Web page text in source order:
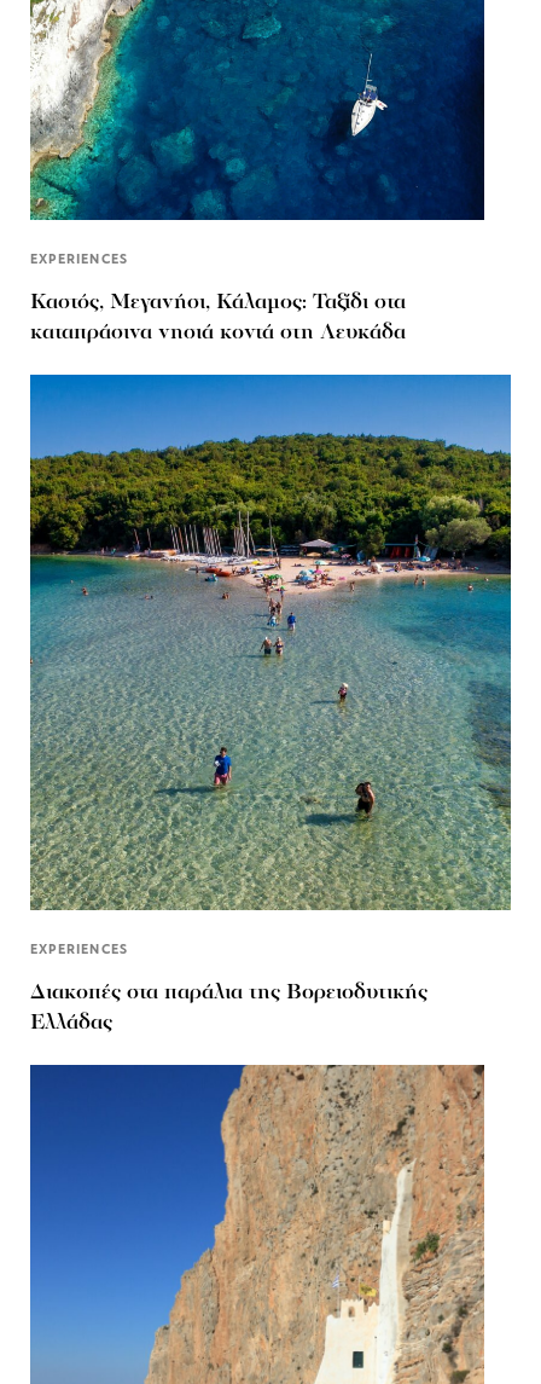
EXPERIENCES
Καστός, Μεγανήσι, Κάλαμος: Ταξίδι στα
καταπράσινα νησιά κοντά στη Λευκάδα
EXPERIENCES
Διακοπές στα παράλια της Βορειοδυτικής
Ελλάδας